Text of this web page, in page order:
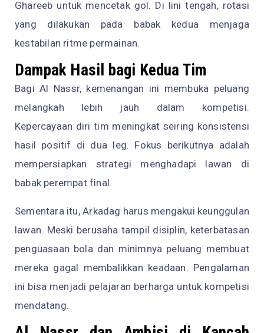
Ghareeb untuk mencetak gol. Di lini tengah, rotasi
yang dilakukan pada babak kedua menjaga
kestabilan ritme permainan.
Dampak Hasil bagi Kedua Tim
Bagi Al Nassr, kemenangan ini membuka peluang
melangkah lebih jauh dalam kompetisi.
Kepercayaan diri tim meningkat seiring konsistensi
hasil positif di dua leg. Fokus berikutnya adalah
mempersiapkan strategi menghadapi lawan di
babak perempat final.
Sementara itu, Arkadag harus mengakui keunggulan
lawan. Meski berusaha tampil disiplin, keterbatasan
penguasaan bola dan minimnya peluang membuat
mereka gagal membalikkan keadaan. Pengalaman
ini bisa menjadi pelajaran berharga untuk kompetisi
mendatang.